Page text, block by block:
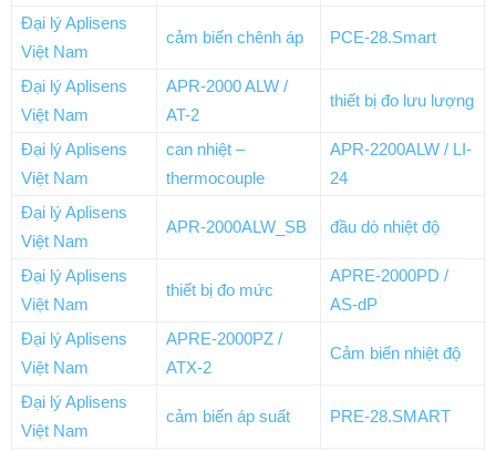
Đại lý Aplisens
Việt Nam
cảm biến chênh áp PCE-28.Smart
Đại lý Aplisens
Việt Nam
APR-2000 ALW /
AT-2
thiết bị đo lưu lượng
Đại lý Aplisens
Việt Nam
can nhiệt –
thermocouple
APR-2200ALW / LI-
24
Đại lý Aplisens
Việt Nam
APR-2000ALW_SB đầu dò nhiệt độ
Đại lý Aplisens
Việt Nam
thiết bị đo mức
APRE-2000PD /
AS-dP
Đại lý Aplisens
Việt Nam
APRE-2000PZ /
ATX-2
Cảm biến nhiệt độ
Đại lý Aplisens
Việt Nam
cảm biến áp suất PRE-28.SMART